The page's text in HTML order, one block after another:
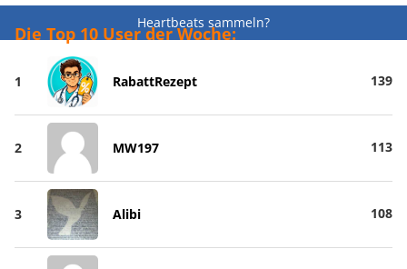
Heartbeats sammeln?
Die Top 10 User der Woche:
1 RabattRezept 139
2 MW197 113
3 Alibi 108